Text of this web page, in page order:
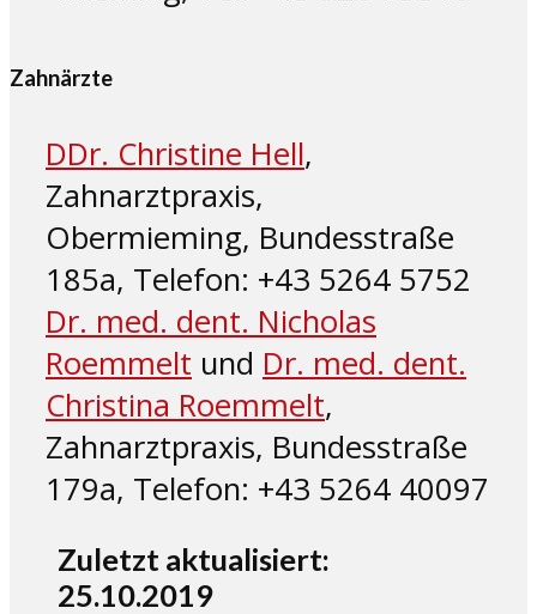
Zahnärzte
DDr. Christine Hell,
Zahnarztpraxis,
Obermieming, Bundesstraße
185a, Telefon: +43 5264 5752
Dr. med. dent. Nicholas
Roemmelt und Dr. med. dent.
Christina Roemmelt,
Zahnarztpraxis, Bundesstraße
179a, Telefon: +43 5264 40097
Zuletzt aktualisiert:
25.10.2019